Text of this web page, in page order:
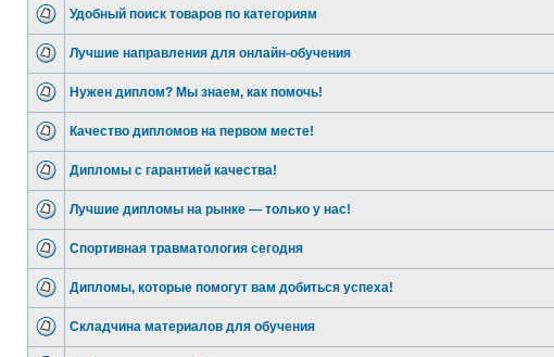
Удобный поиск товаров по категориям
Лучшие направления для онлайн-обучения
Нужен диплом? Мы знаем, как помочь!
Качество дипломов на первом месте!
Дипломы с гарантией качества!
Лучшие дипломы на рынке — только у нас!
Спортивная травматология сегодня
Дипломы, которые помогут вам добиться успеха!
Складчина материалов для обучения